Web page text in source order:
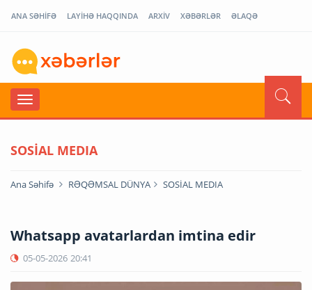
ANA SƏHİFƏ LAYİHƏ HAQQINDA ARXİV XƏBƏRLƏR ƏLAQƏ
SOSİAL MEDIA
Ana Səhifə RƏQƏMSAL DÜNYA SOSİAL MEDIA
Whatsapp avatarlardan imtina edir
05-05-2026 20:41